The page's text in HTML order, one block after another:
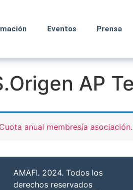
Eventos Prensa
AP
Cuota anual membresía asociación.
AMAFI. 2024. Todos los
derechos reservados